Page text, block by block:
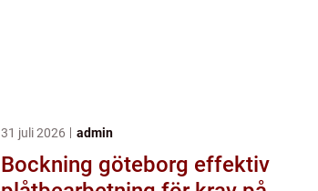
31 juli 2026 admin
Bockning göteborg effektiv